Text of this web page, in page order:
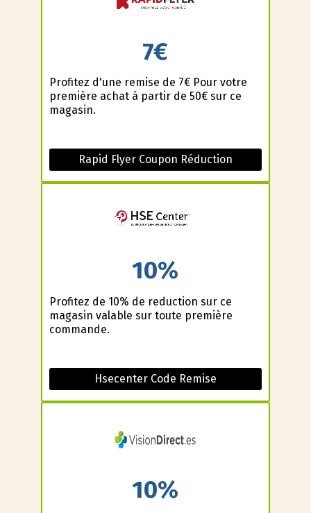
7€
Profitez d'une remise de 7€ Pour votre
première achat à partir de 50€ sur ce
magasin.
Rapid Flyer Coupon Réduction
10%
Profitez de 10% de reduction sur ce
magasin valable sur toute première
commande.
Hsecenter Code Remise
10%